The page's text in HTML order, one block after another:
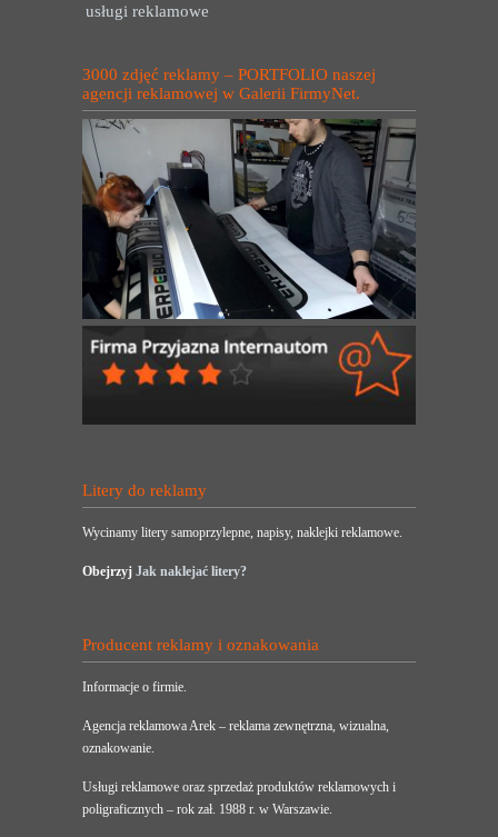
usługi reklamowe
3000 zdjęć reklamy – PORTFOLIO naszej
agencji reklamowej w Galerii FirmyNet.
Litery do reklamy
Wycinamy litery samoprzylepne, napisy, naklejki reklamowe.
Obejrzyj Jak naklejać litery?
Producent reklamy i oznakowania
Informacje o firmie.
Agencja reklamowa Arek – reklama zewnętrzna, wizualna,
oznakowanie.
Usługi reklamowe oraz sprzedaż produktów reklamowych i
poligraficznych – rok zał. 1988 r. w Warszawie.